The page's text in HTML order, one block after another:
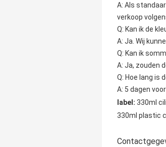
A: Als
verkoop
Q: Kan ik de
A: Ja. Wij
Q: Kan ik
A: Ja, zouden
Q: Hoe lang is
A: 5 dagen
label: 330ml
330ml plastic